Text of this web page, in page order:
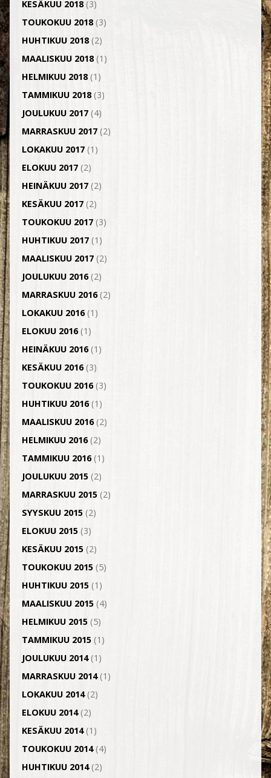
KESÄKUU 2018(3)
TOUKOKUU 2018(3)
HUHTIKUU 2018(2)
MAALISKUU 2018(1)
HELMIKUU 2018(1)
TAMMIKUU 2018(3)
JOULUKUU 2017(4)
MARRASKUU 2017(2)
LOKAKUU 2017(1)
ELOKUU 2017(2)
HEINÄKUU 2017(2)
KESÄKUU 2017(2)
TOUKOKUU 2017(3)
HUHTIKUU 2017(1)
MAALISKUU 2017(2)
JOULUKUU 2016(2)
MARRASKUU 2016(2)
LOKAKUU 2016(1)
ELOKUU 2016(1)
HEINÄKUU 2016(1)
KESÄKUU 2016(3)
TOUKOKUU 2016(3)
HUHTIKUU 2016(1)
MAALISKUU 2016(2)
HELMIKUU 2016(2)
TAMMIKUU 2016(1)
JOULUKUU 2015(2)
MARRASKUU 2015(2)
SYYSKUU 2015(2)
ELOKUU 2015(3)
KESÄKUU 2015(2)
TOUKOKUU 2015(5)
HUHTIKUU 2015(1)
MAALISKUU 2015(4)
HELMIKUU 2015(5)
TAMMIKUU 2015(1)
JOULUKUU 2014(1)
MARRASKUU 2014(1)
LOKAKUU 2014(2)
ELOKUU 2014(2)
KESÄKUU 2014(1)
TOUKOKUU 2014(4)
HUHTIKUU 2014(2)